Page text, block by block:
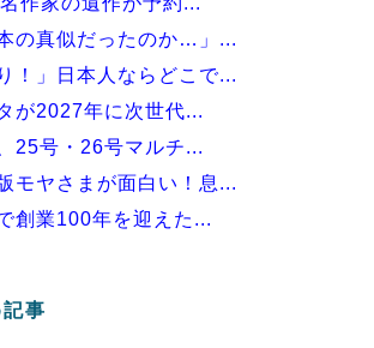
の真似だったのか…」...
！」日本人ならどこで...
が2027年に次世代...
25号・26号マルチ...
モヤさまが面白い！息...
創業100年を迎えた...
事